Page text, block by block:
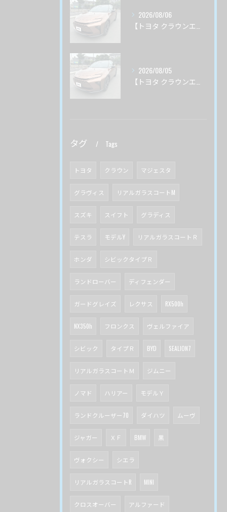
2026/08/06
2026/08/05
タグ Tags
トヨタ クラウン マジェスタ
グラヴィス リアルガラスコートM
スズキ スイフト グラディス
テスラ モデルY リアルガラスコートＲ
ホンダ シビックタイプＲ
ランドローバー ディフェンダー
ガードグレイズ レクサス RX500h
NX350h フロンクス ヴェルファイア
シビック タイプＲ BYD SEALION7
リアルガラスコートＭ ジムニー
ノマド ハリアー モデルＹ
ランドクルーザー70 ダイハツ ムーヴ
ジャガー ＸＦ BMW 黒
ヴォクシー シエラ
リアルガラスコートR MINI
クロスオーバー アルファード